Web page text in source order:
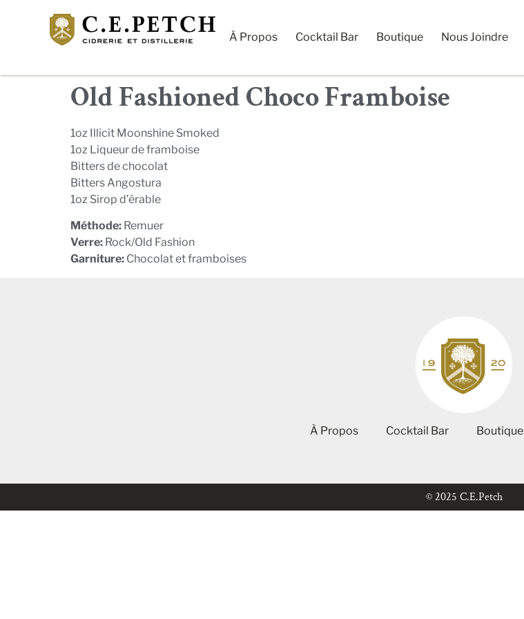
À Propos Cocktail Bar Boutique Nous Joindre
Old Fashioned Choco Framboise
1oz Illicit Moonshine Smoked
1oz Liqueur de framboise
Bitters de chocolat
Bitters Angostura
1oz Sirop d’érable
Méthode: Remuer
Verre: Rock/Old Fashion
Garniture: Chocolat et framboises
À Propos Cocktail Bar Boutique
© 2025 C.E.Petch